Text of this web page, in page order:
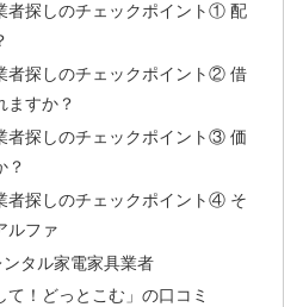
者探しのチェックポイント① 配
者探しのチェックポイント② 借
ますか？
者探しのチェックポイント③ 価
？
者探しのチェックポイント④ そ
ルファ
タル家電家具業者
！どっとこむ」の口コミ